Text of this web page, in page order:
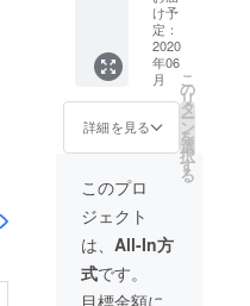
ティラ
ミス。
濃厚
チーズ
と小麦
わない
スポン
慢。 ボ
リュー
ムのあ
るパ
フェや
パン
リー、
チキン
ゴロゴ
ロで、
タンパ
ク質
制限に
す。
100gに
含まれ
る糖質
は、何
年間
コー
ヒーを1
日1杯無
料で提
供させ
ていた
友人と
一緒に
ご来店
してい
ただき
「コー
ヒーを
間ハイ
ボール
が1日1
杯無料
になる
権利で
す。 常
連様に
はお勧
めの権
利で
す！ ご
購入者
様はこ
ちらで
把握さ
け予
定：
2020
年06
月
詳細を見る
こ
の
リ
タ
ー
ン
を
選
択
す
る
このプロ
ジェクト
は、 All-In方
式です。
目標金額に